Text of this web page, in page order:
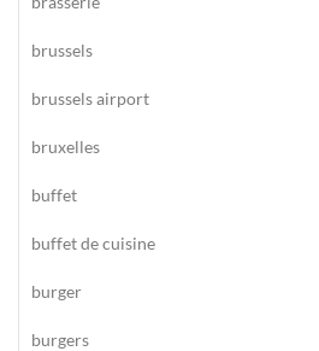
brussels
brussels airport
bruxelles
buffet
buffet de cuisine
burger
burgers